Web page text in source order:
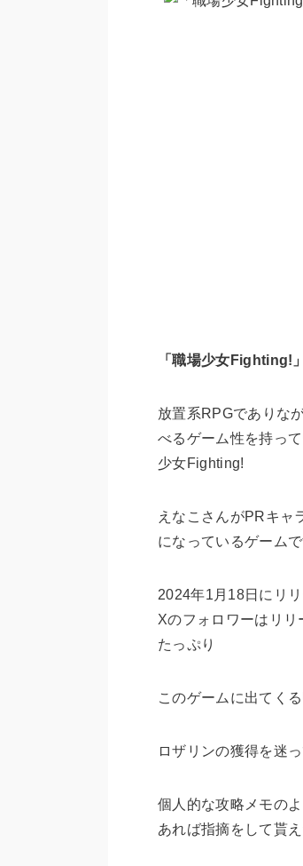
「職場少女Fighting!
放置系RPGでありな
べるゲーム性を持っ
少女Fighting!
えなこさんがPRキャ
になっているゲームで
2024年1月18日にリ
Xのフォロワーはリ
たっぷり
このゲームに出てく
ロザリンの獲得を迷
個人的な攻略メモの
あれば指摘をして貰